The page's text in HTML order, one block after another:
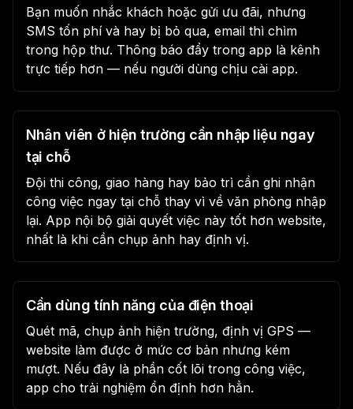
Bạn muốn nhắc khách hoặc gửi ưu đãi, nhưng
SMS tốn phí và hay bị bỏ qua, email thì chìm
trong hộp thư. Thông báo đẩy trong app là kênh
trực tiếp hơn — nếu người dùng chịu cài app.
Nhân viên ở hiện trường cần nhập liệu ngay
tại chỗ
Đội thi công, giao hàng hay bảo trì cần ghi nhận
công việc ngay tại chỗ thay vì về văn phòng nhập
lại. App nội bộ giải quyết việc này tốt hơn website,
nhất là khi cần chụp ảnh hay định vị.
Cần dùng tính năng của điện thoại
Quét mã, chụp ảnh hiện trường, định vị GPS —
website làm được ở mức cơ bản nhưng kém
mượt. Nếu đây là phần cốt lõi trong công việc,
app cho trải nghiệm ổn định hơn hẳn.